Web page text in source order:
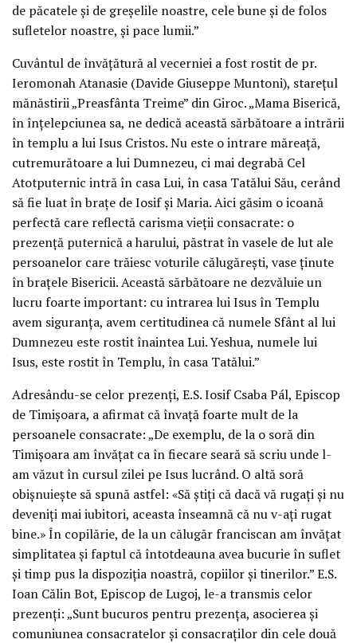
de păcatele și de greșelile noastre, cele bune și de folos
sufletelor noastre, și pace lumii.”
Cuvântul de învățătură al vecerniei a fost rostit de pr.
Ieromonah Atanasie (Davide Giuseppe Muntoni), starețul
mănăstirii „Preasfânta Treime” din Giroc. „Mama Biserică,
în înțelepciunea sa, ne dedică această sărbătoare a intrării
în templu a lui Isus Cristos. Nu este o intrare măreață,
cutremurătoare a lui Dumnezeu, ci mai degrabă Cel
Atotputernic intră în casa Lui, în casa Tatălui Său, cerând
să fie luat în brațe de Iosif și Maria. Aici găsim o icoană
perfectă care reflectă carisma vieții consacrate: o
prezență puternică a harului, păstrat în vasele de lut ale
persoanelor care trăiesc voturile călugărești, vase ținute
în brațele Bisericii. Această sărbătoare ne dezvăluie un
lucru foarte important: cu intrarea lui Isus în Templu
avem siguranța, avem certitudinea că numele Sfânt al lui
Dumnezeu este rostit înaintea Lui. Yeshua, numele lui
Isus, este rostit în Templu, în casa Tatălui.”
Adresându-se celor prezenți, E.S. Iosif Csaba Pál, Episcop
de Timișoara, a afirmat că învață foarte mult de la
persoanele consacrate: „De exemplu, de la o soră din
Timișoara am învățat ca în fiecare seară să scriu unde l-
am văzut în cursul zilei pe Isus lucrând. O altă soră
obișnuiește să spună astfel: «Să știți că dacă vă rugați și nu
deveniți mai iubitori, aceasta înseamnă că nu v-ați rugat
bine.» În copilărie, de la un călugăr franciscan am învățat
simplitatea și faptul că întotdeauna avea bucurie în suflet
și timp pus la dispoziția noastră, copiilor și tinerilor.” E.S.
Ioan Călin Bot, Episcop de Lugoj, le-a transmis celor
prezenți: „Sunt bucuros pentru prezența, asocierea și
comuniunea consacratelor și consacraților din cele două